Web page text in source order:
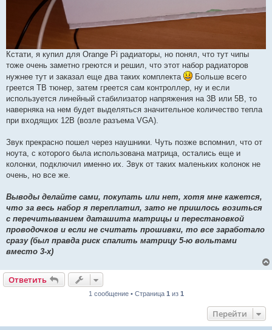
Кстати, я купил для Orange Pi радиаторы, но понял, что тут чипы
тоже очень заметно греются и решил, что этот набор радиаторов
нужнее тут и заказал еще два таких комплекта
Больше всего
греется ТВ тюнер, затем греется сам контроллер, ну и если
используется линейный стабилизатор напряжения на 3В или 5В, то
наверняка на нем будет выделяться значительное количество тепла
при входящих 12В (возле разъема VGA).
Звук прекрасно пошел через наушники. Чуть позже вспомнил, что от
ноута, с которого была использована матрица, остались еще и
колонки, подключил именно их. Звук от таких маленьких колонок не
очень, но все же.
Выводы делайте сами, покупать или нет, хотя мне кажется,
что за весь набор я переплатил, зато не пришлось возиться
с перечитыванием даташита матрицы и перестановкой
проводочков и если не считать прошивки, то все заработало
сразу (был правда риск спалить матрицу 5-ю вольтами
вместо 3-х)
Ответить
1 сообщение • Страница 1 из 1
Перейти